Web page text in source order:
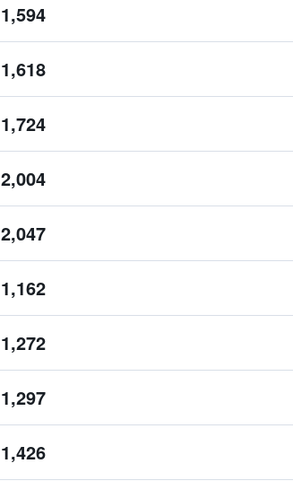
1,594 ﷼
1,618 ﷼
1,724 ﷼
2,004 ﷼
2,047 ﷼
1,162 ﷼
1,272 ﷼
1,297 ﷼
1,426 ﷼